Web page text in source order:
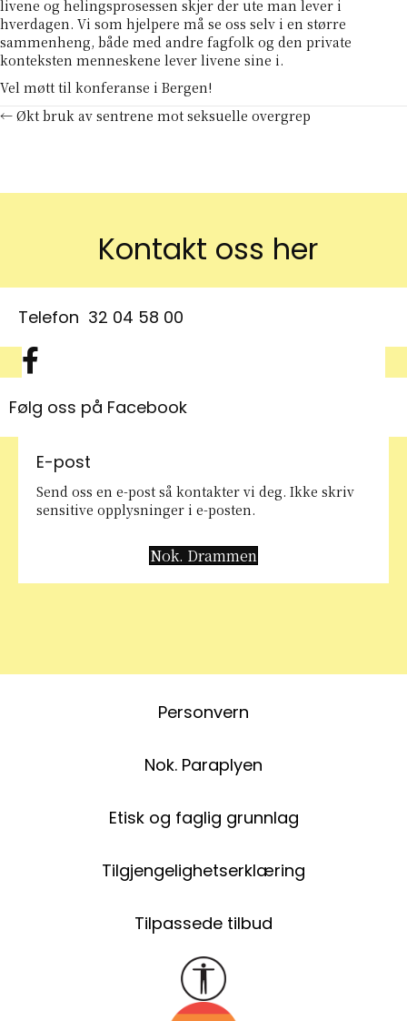
livene og helingsprosessen skjer der ute man lever i
hverdagen. Vi som hjelpere må se oss selv i en større
sammenheng, både med andre fagfolk og den private
konteksten menneskene lever livene sine i.
Vel møtt til konferanse i Bergen!
Posts
← Økt bruk av sentrene mot seksuelle overgrep
Kontakt oss her
Telefon 32 04 58 00
Facebook symbol
Følg oss på Facebook
E-post
Send oss en e-post så kontakter vi deg. Ikke skriv
sensitive opplysninger i e-posten.
Nok. Drammen
Personvern
Nok. Paraplyen
Etisk og faglig grunnlag
Tilgjengelighetserklæring
Tilpassede tilbud